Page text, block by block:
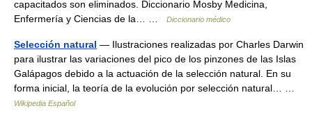
capacitados son eliminados. Diccionario Mosby Medicina,
Enfermería y Ciencias de la… …
Diccionario médico
Selección natural — Ilustraciones realizadas por Charles Darwin
para ilustrar las variaciones del pico de los pinzones de las Islas
Galápagos debido a la actuación de la selección natural. En su
forma inicial, la teoría de la evolución por selección natural… …
Wikipedia Español